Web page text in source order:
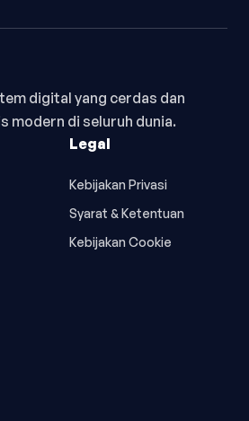
digital yang cerdas dan
modern di seluruh dunia.
Legal
Kebijakan Privasi
Syarat & Ketentuan
Kebijakan Cookie